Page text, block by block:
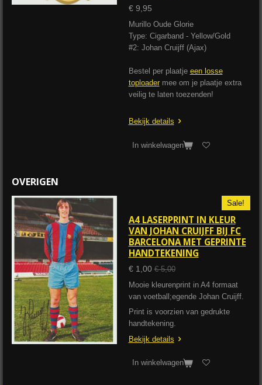
€ 9,95
Murillo Oude Glorie
Type: Cigarband - Yellow/Gold
#2: Johan Cruijff (Ajax)
Bestel per plaatje een losse
toploadermee om je plaatje extra
veilig te laten toezenden!
Bekijk details
In winkelwagen
OVERIGEN
Sale!
A4 LASERPRINT IN KLEUR
VAN JOHAN CRUIJFF BIJ FC
BARCELONA MET GEPRINTE
HANDTEKENING
€ 1,00 € 5,00
Mooie kleurenprint in A4 formaat
van voetball;egende Johan Cruijff.
Print is voorzien van gedrukte
handtekening.
Bekijk details
In winkelwagen